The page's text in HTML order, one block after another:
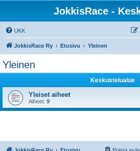
JokkisRace -
UKK
JokkisRace Ry Etusivu Yleinen
Yleinen
Keskustelualue
Yleiset aiheet
Aiheet: 9